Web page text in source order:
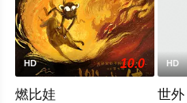
HD 10.0
燃比娃
HD
世外